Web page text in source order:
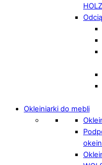
Okleiniarki do mebli